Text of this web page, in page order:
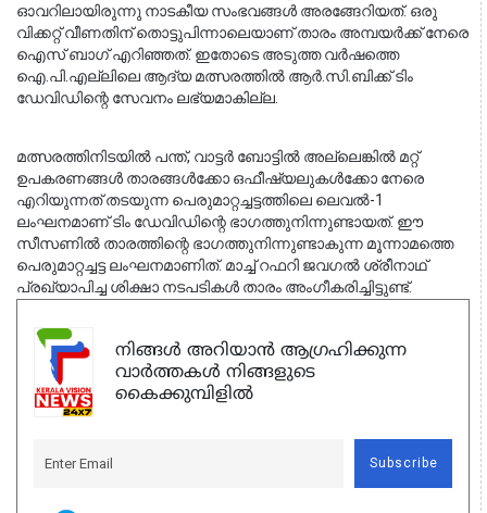
ഓവറിലായിരുന്നു നാടകീയ സംഭവങ്ങൾ അരങ്ങേറിയത്. ഒരു
വിക്കറ്റ് വീണതിന് തൊട്ടുപിന്നാലെയാണ് താരം അമ്പയർക്ക് നേരെ
ഐസ് ബാഗ് എറിഞ്ഞത്. ഇതോടെ അടുത്ത വർഷത്തെ
ഐ.പി.എല്ലിലെ ആദ്യ മത്സരത്തിൽ ആർ.സി.ബിക്ക് ടിം
ഡേവിഡിന്റെ സേവനം ലഭ്യമാകില്ല.
മത്സരത്തിനിടയിൽ പന്ത്, വാട്ടർ ബോട്ടിൽ അല്ലെങ്കിൽ മറ്റ്
ഉപകരണങ്ങൾ താരങ്ങൾക്കോ ഒഫീഷ്യലുകൾക്കോ നേരെ
എറിയുന്നത് തടയുന്ന പെരുമാറ്റച്ചട്ടത്തിലെ ലെവൽ-1
ലംഘനമാണ് ടിം ഡേവിഡിന്റെ ഭാഗത്തുനിന്നുണ്ടായത്. ഈ
സീസണിൽ താരത്തിന്റെ ഭാഗത്തുനിന്നുണ്ടാകുന്ന മൂന്നാമത്തെ
പെരുമാറ്റച്ചട്ട ലംഘനമാണിത്. മാച്ച് റഫറി ജവഗൽ ശ്രീനാഥ്
പ്രഖ്യാപിച്ച ശിക്ഷാ നടപടികൾ താരം അംഗീകരിച്ചിട്ടുണ്ട്.
നിങ്ങൾ അറിയാൻ ആഗ്രഹിക്കുന്ന
വാർത്തകൾ നിങ്ങളുടെ
കൈക്കുമ്പിളിൽ
Subscribe